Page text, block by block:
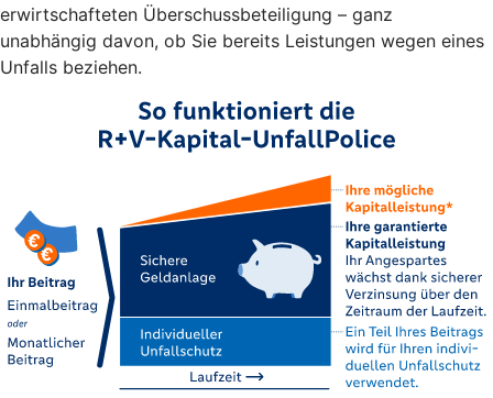
erwirtschafteten Überschussbeteiligung – ganz
unabhängig davon, ob Sie bereits Leistungen wegen eines
Unfalls beziehen.